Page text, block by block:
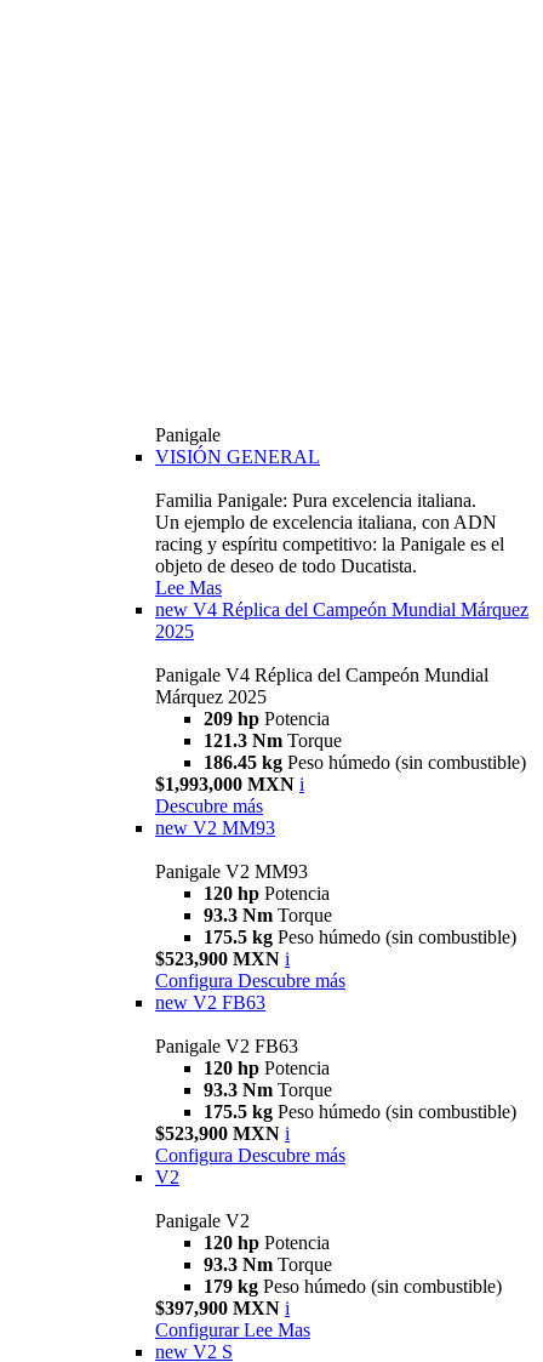
Panigale
VISIÓN GENERAL
Familia Panigale: Pura excelencia italiana.
Un ejemplo de excelencia italiana, con ADN
racing y espíritu competitivo: la Panigale es el
objeto de deseo de todo Ducatista.
Lee Mas
new V4 Réplica del Campeón Mundial Márquez
2025
Panigale V4 Réplica del Campeón Mundial
Márquez 2025
209 hp Potencia
121.3 Nm Torque
186.45 kg Peso húmedo (sin combustible)
$1,993,000 MXN i
Descubre más
new V2 MM93
Panigale V2 MM93
120 hp Potencia
93.3 Nm Torque
175.5 kg Peso húmedo (sin combustible)
$523,900 MXN i
Configura Descubre más
new V2 FB63
Panigale V2 FB63
120 hp Potencia
93.3 Nm Torque
175.5 kg Peso húmedo (sin combustible)
$523,900 MXN i
Configura Descubre más
V2
Panigale V2
120 hp Potencia
93.3 Nm Torque
179 kg Peso húmedo (sin combustible)
$397,900 MXN i
Configurar Lee Mas
new V2 S